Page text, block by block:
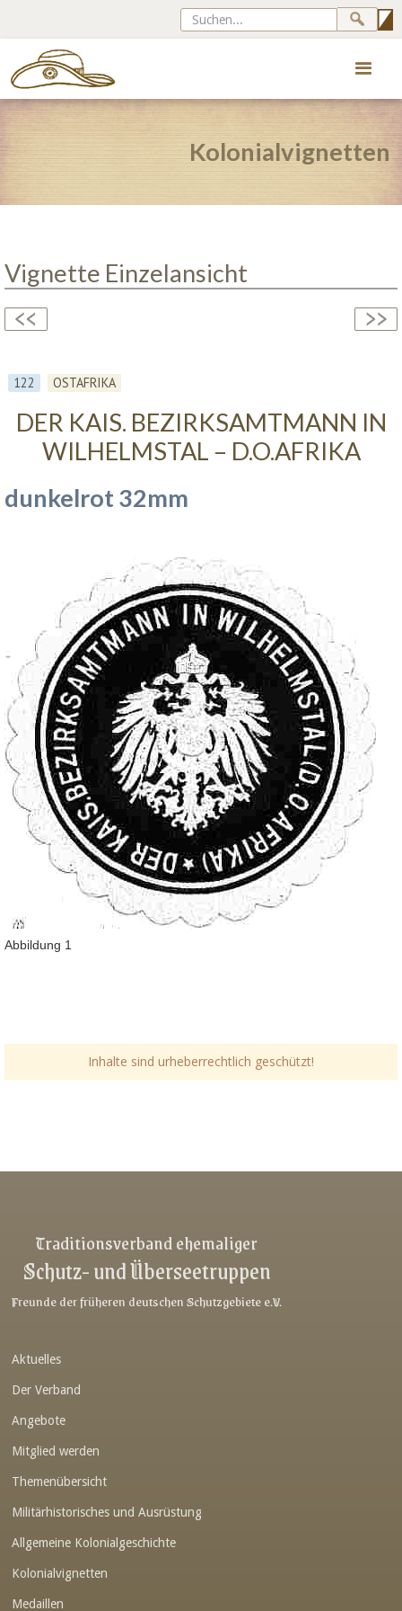
Kolonialvignetten
Vignette Einzelansicht
122 OSTAFRIKA
DER KAIS. BEZIRKSAMTMANN IN
WILHELMSTAL – D.O.AFRIKA
dunkelrot 32mm
Abbildung 1
Inhalte sind urheberrechtlich geschützt!
Link-v-z
Link-v-z
Link-v-z
Link-v-z
Link-v-z
Link-v-z
Link-v-z
Link-v-z
Traditionsverband ehemaliger
Schutz- und Überseetruppen
Freunde der früheren deutschen Schutzgebiete e.V.
Aktuelles
Der Verband
Angebote
Mitglied werden
Themenübersicht
Militärhistorisches und Ausrüstung
Allgemeine Kolonialgeschichte
Kolonialvignetten
Medaillen